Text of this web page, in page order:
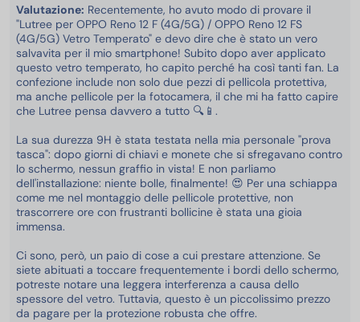
Valutazione: Recentemente, ho avuto modo di provare il
"Lutree per OPPO Reno 12 F (4G/5G) / OPPO Reno 12 FS
(4G/5G) Vetro Temperato" e devo dire che è stato un vero
salvavita per il mio smartphone! Subito dopo aver applicato
questo vetro temperato, ho capito perché ha così tanti fan. La
confezione include non solo due pezzi di pellicola protettiva,
ma anche pellicole per la fotocamera, il che mi ha fatto capire
che Lutree pensa davvero a tutto 🔍📱.
La sua durezza 9H è stata testata nella mia personale "prova
tasca": dopo giorni di chiavi e monete che si sfregavano contro
lo schermo, nessun graffio in vista! E non parliamo
dell'installazione: niente bolle, finalmente! 😍 Per una schiappa
come me nel montaggio delle pellicole protettive, non
trascorrere ore con frustranti bollicine è stata una gioia
immensa.
Ci sono, però, un paio di cose a cui prestare attenzione. Se
siete abituati a toccare frequentemente i bordi dello schermo,
potreste notare una leggera interferenza a causa dello
spessore del vetro. Tuttavia, questo è un piccolissimo prezzo
da pagare per la protezione robusta che offre.